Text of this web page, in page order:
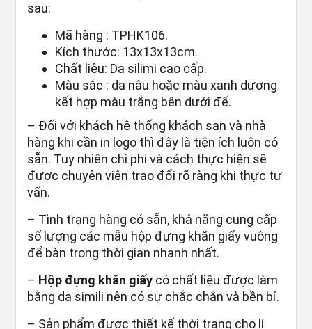
sau:
Mã hàng : TPHK106.
Kích thước: 13x13x13cm.
Chất liệu: Da silimi cao cấp.
Màu sắc : da nâu hoặc màu xanh dương
kết hợp màu trắng bên dưới đế.
– Đối với khách hệ thống khách sạn và nhà
hàng khi cần in logo thì đây là tiện ích luôn có
sẵn. Tuy nhiên chi phí và cách thực hiện sẽ
được chuyên viên trao đổi rõ ràng khi thực tư
vấn.
– Tình trạng hàng có sẵn, khả năng cung cấp
số lượng các mẫu hộp đựng khăn giấy vuông
để bàn trong thời gian nhanh nhất.
– Hộp đựng khăn giấy có chất liệu được làm
bằng da simili nên có sự chắc chắn và bền bỉ.
– Sản phẩm được thiết kế thời trang cho lí